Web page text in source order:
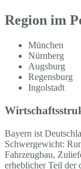
Region im
München
Nürnberg
Augsburg
Regensburg
Ingolstadt
Bayern ist
Schwergewicht:
Fahrzeugbau,
erheblicher Teil der